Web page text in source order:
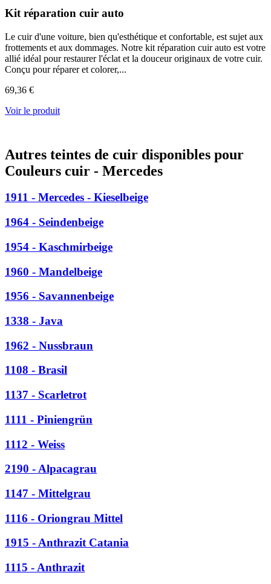
Kit réparation cuir auto
Le cuir d'une voiture, bien qu'esthétique et confortable, est sujet aux
frottements et aux dommages. Notre kit réparation cuir auto est votre
allié idéal pour restaurer l'éclat et la douceur originaux de votre cuir.
Conçu pour réparer et colorer,...
69,36 €
Voir le produit
Autres teintes de cuir disponibles pour
Couleurs cuir - Mercedes
1911 - Mercedes - Kieselbeige
1964 - Seindenbeige
1954 - Kaschmirbeige
1960 - Mandelbeige
1956 - Savannenbeige
1338 - Java
1962 - Nussbraun
1108 - Brasil
1137 - Scarletrot
1111 - Piniengrün
1112 - Weiss
2190 - Alpacagrau
1147 - Mittelgrau
1116 - Oriongrau Mittel
1915 - Anthrazit Catania
1115 - Anthrazit